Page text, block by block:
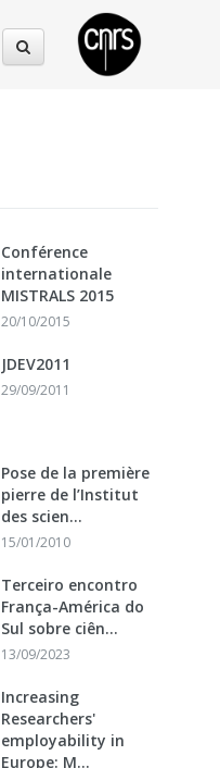
Conférence
internationale
MISTRALS 2015
20/10/2015
JDEV2011
29/09/2011
Pose de la première
pierre de l’Institut
des scien...
15/01/2010
Terceiro encontro
França-América do
Sul sobre ciên...
13/09/2023
Increasing
Researchers'
employability in
Europe: M...